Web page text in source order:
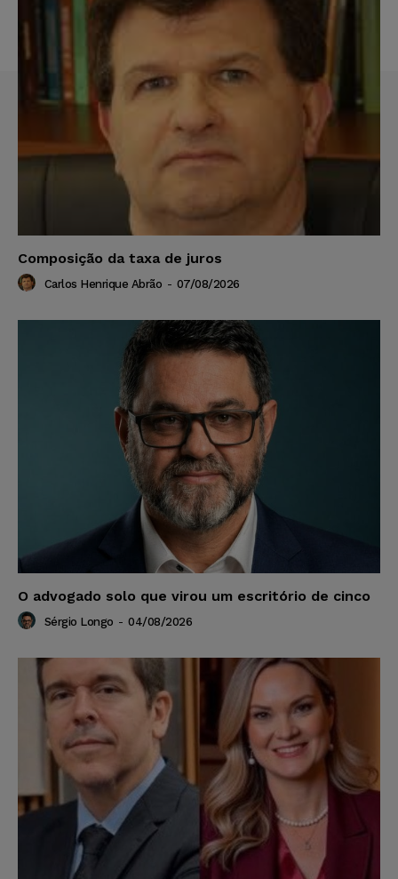
Composição da taxa de juros
Carlos Henrique Abrão - 07/08/2026
O advogado solo que virou um escritório de cinco
Sérgio Longo - 04/08/2026